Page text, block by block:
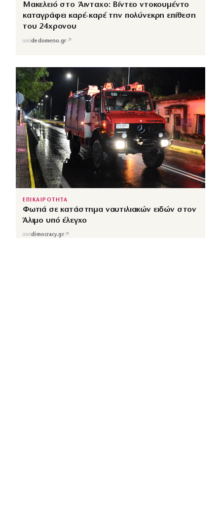
Μακελειό στο Άινταχο: Βίντεο ντοκουμέντο
καταγράφει καρέ-καρέ την πολύνεκρη επίθεση
του 24χρονου
απόdedomeno.gr ↗
ΕΠΙΚΑΙΡΟΤΗΤΑ
Φωτιά σε κατάστημα ναυτιλιακών ειδών στον
Άλιμο υπό έλεγχο
απόdimocracy.gr↗